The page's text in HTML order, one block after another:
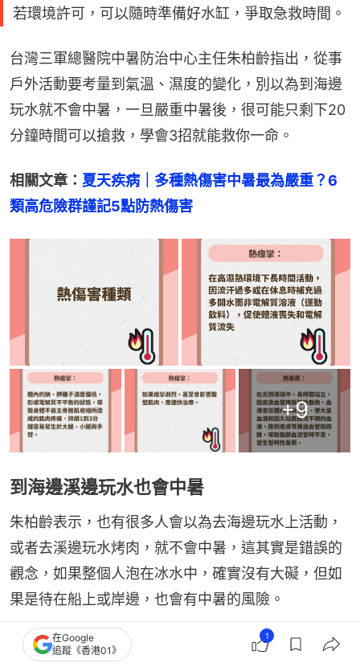
若環境許可，可以隨時準備好水缸，爭取急救時間。
台灣三軍總醫院中暑防治中心主任朱柏齡指出，從事
戶外活動要考量到氣溫、濕度的變化，別以為到海邊
玩水就不會中暑，一旦嚴重中暑後，很可能只剩下20
分鐘時間可以搶救，學會3招就能救你一命。
相關文章： 夏天疾病｜多種熱傷害中暑最為嚴重？6
類高危險群謹記5點防熱傷害
+9
到海邊溪邊玩水也會中暑
朱柏齡表示，也有很多人會以為去海邊玩水上活動，
或者去溪邊玩水烤肉，就不會中暑，這其實是錯誤的
觀念，如果整個人泡在冰水中，確實沒有大礙，但如
果是待在船上或岸邊，也會有中暑的風險。
他表示，特別是在海灘石頭和沙子，造成的反射熱，
在Google
追蹤《香港01》
1